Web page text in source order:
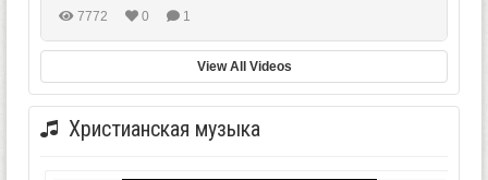
7772 0 1
View All Videos
Христианская музыка